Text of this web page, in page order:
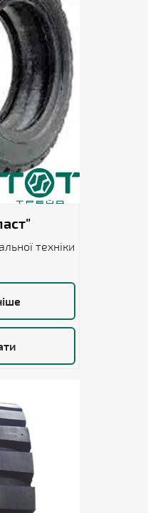
техніки